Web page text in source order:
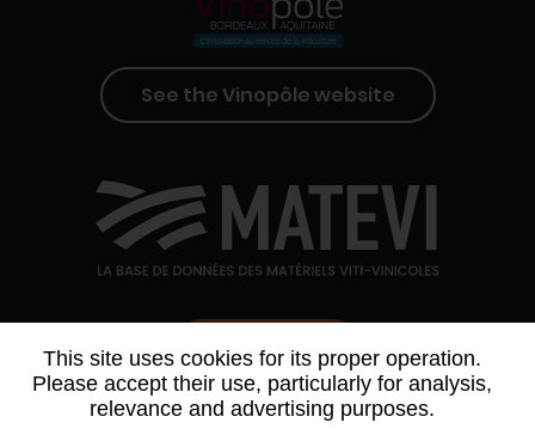
This site uses cookies for its proper operation.
Please accept their use, particularly for analysis,
relevance and advertising purposes.
See the Vinopôle website
Contact us